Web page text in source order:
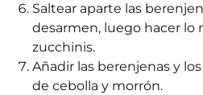
Saltear aparte las
desarmen, luego hacer lo
zucchinis.
Añadir las berenjenas y
de cebolla y morrón.